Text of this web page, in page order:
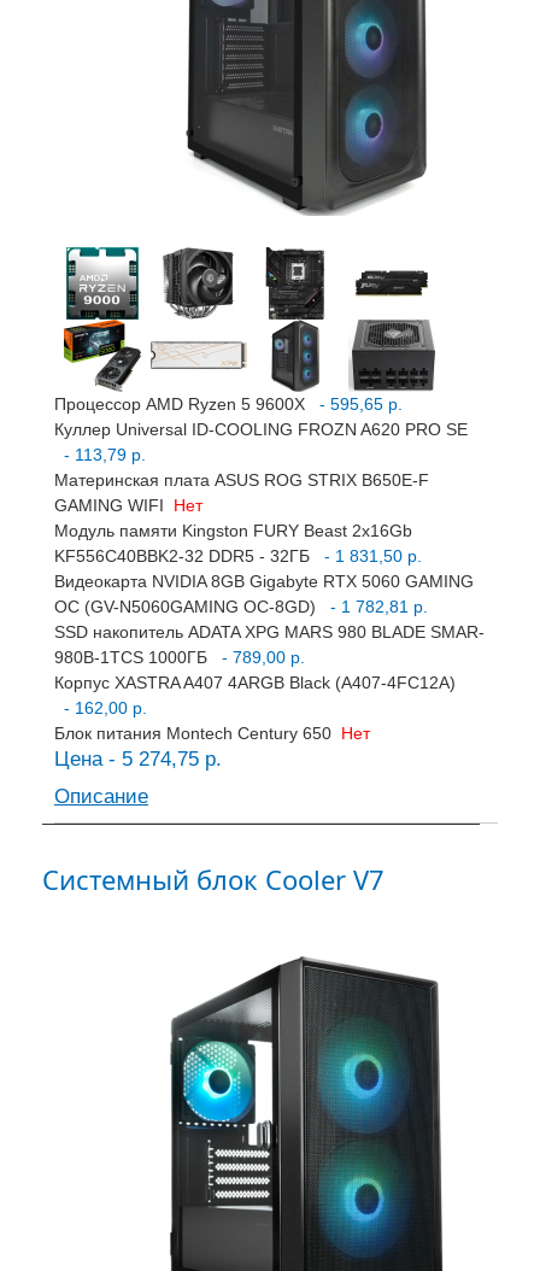
Процессор AMD Ryzen 5 9600X
- 595,65 р.
Куллер Universal ID-COOLING FROZN A620 PRO SE
- 113,79 р.
Материнская плата ASUS ROG STRIX B650E-F
GAMING WIFI
Нет
Модуль памяти Kingston FURY Beast 2x16Gb
KF556C40BBK2-32 DDR5 - 32ГБ
- 1 831,50 р.
Видеокарта NVIDIA 8GB Gigabyte RTX 5060 GAMING
OC (GV-N5060GAMING OC-8GD)
- 1 782,81 р.
SSD накопитель ADATA XPG MARS 980 BLADE SMAR-
980B-1TCS 1000ГБ
- 789,00 р.
Корпус XASTRA A407 4ARGB Black (A407-4FC12A)
- 162,00 р.
Блок питания Montech Century 650 Нет
Цена - 5 274,75 р.
Описание
Системный блок Cooler V7